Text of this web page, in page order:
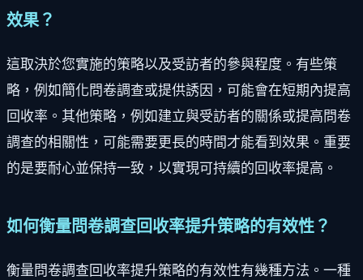
效果？
這取決於您實施的策略以及受訪者的參與程度。有些策
略，例如簡化問卷調查或提供誘因，可能會在短期內提高
回收率。其他策略，例如建立與受訪者的關係或提高問卷
調查的相關性，可能需要更長的時間才能看到效果。重要
的是要耐心並保持一致，以實現可持續的回收率提高。
如何衡量問卷調查回收率提升策略的有效性？
衡量問卷調查回收率提升策略的有效性有幾種方法。一種